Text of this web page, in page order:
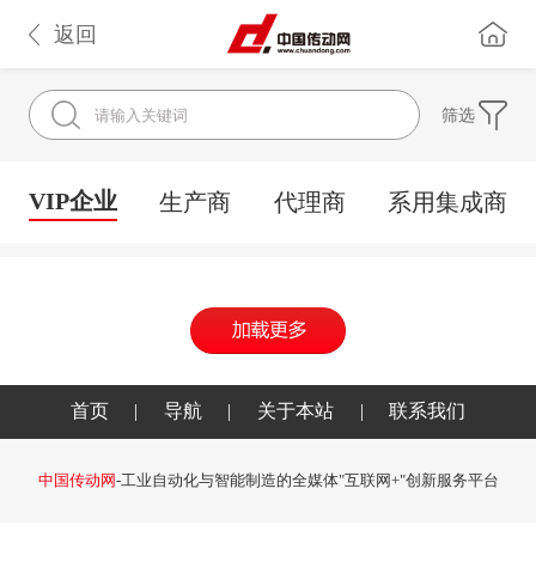
返回
筛选
VIP企业 生产商 代理商 系用集成商
首页 | 导航 | 关于本站 | 联系我们
中国传动网-工业自动化与智能制造的全媒体"互联网+"创新服务平台